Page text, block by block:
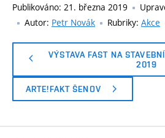
Publikováno: 21. března 2019
Autor: Petr Novák Rubriky: Akce
VÝSTAVA FAST NA
2019
ARTE!FAKT ŠENOV